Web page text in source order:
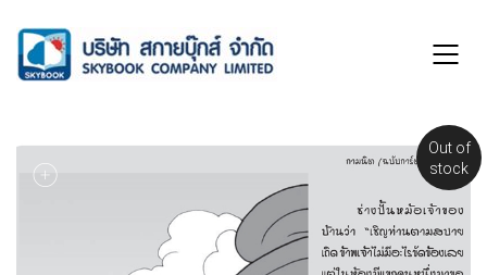
Out of
stock